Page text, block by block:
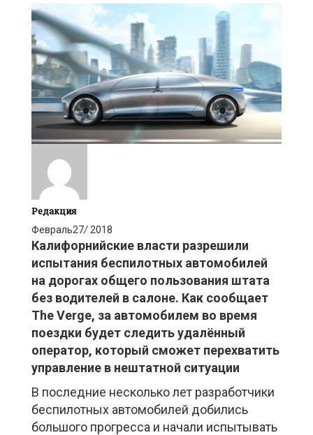
Редакция
Февраль27/2018
Калифорнийские власти разрешили
испытания беспилотных автомобилей
на дорогах общего пользования штата
без водителей в салоне. Как сообщает
The Verge, за автомобилем во время
поездки будет следить удалённый
оператор, который сможет перехватить
управление в нештатной ситуации
В последние несколько лет разработчики
беспилотных автомобилей добились
большого прогресса и начали испытывать